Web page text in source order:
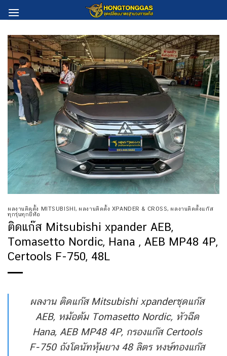
to
ผลงานติดตั้ง MITSUBISHI, ผลงานติดตั้ง XPANDER & CROSS, ผลงานติดตั้งแก๊ส
ทุกรุ่นทุกยี่ห้อ
ติดแก๊ส Mitsubishi xpander AEB,
Tomasetto Nordic, Hana , AEB MP48 4P,
Certools F-750, 48L
ผลงาน ติดแก๊ส Mitsubishi xpanderชุดแก๊ส
AEB, หม้อต้ม Tomasetto Nordic, หัวฉีด
Hana, AEB MP48 4P, กรองแก๊ส Certools
F-750 ถังโดนัทหุ้มยาง 48 ลิตร หงษ์ทองแก๊ส